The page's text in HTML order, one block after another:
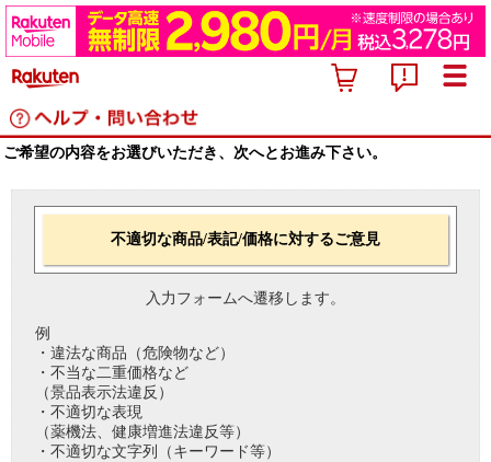
ご希望の内容をお選びいただき、次へとお進み下さい。
不適切な商品/表記/価格に対するご意見
入力フォームへ遷移します。
例
・違法な商品（危険物など）
・不当な二重価格など
（景品表示法違反）
・不適切な表現
（薬機法、健康増進法違反等）
・不適切な文字列（キーワード等）